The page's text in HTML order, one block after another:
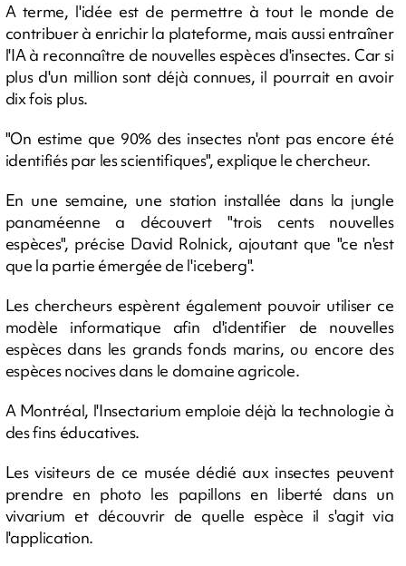
A terme, l'idée est de permettre à tout le monde de
contribuer à enrichir la plateforme, mais aussi entraîner
l'IA à reconnaître de nouvelles espèces d'insectes. Car si
plus d'un million sont déjà connues, il pourrait en avoir
dix fois plus.
"On estime que 90% des insectes n'ont pas encore été
identifiés par les scientifiques", explique le chercheur.
En une semaine, une station installée dans la jungle
panaméenne a découvert "trois cents nouvelles
espèces", précise David Rolnick, ajoutant que "ce n'est
que la partie émergée de l'iceberg".
Les chercheurs espèrent également pouvoir utiliser ce
modèle informatique afin d'identifier de nouvelles
espèces dans les grands fonds marins, ou encore des
espèces nocives dans le domaine agricole.
A Montréal, l'Insectarium emploie déjà la technologie à
des fins éducatives.
Les visiteurs de ce musée dédié aux insectes peuvent
prendre en photo les papillons en liberté dans un
vivarium et découvrir de quelle espèce il s'agit via
l'application.